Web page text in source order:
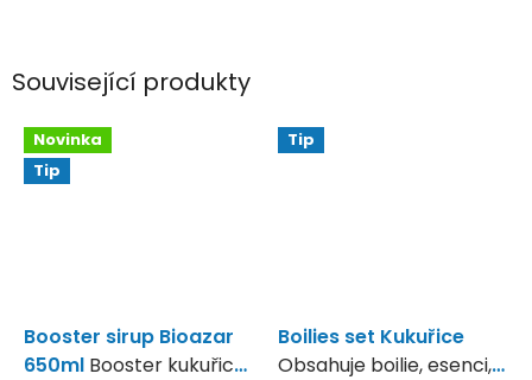
Související produkty
Novinka
Tip
Booster sirup Bioazar
650ml Booster kukuřice,
Tip
Boilies set Kukuřice
Obsahuje boilie, esenci,